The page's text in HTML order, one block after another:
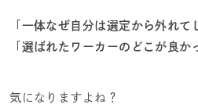
一体なぜ自分は選定から外れ
選ばれたワーカーのどこが良か
気になりますよね？